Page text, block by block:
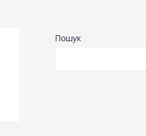
Пошук